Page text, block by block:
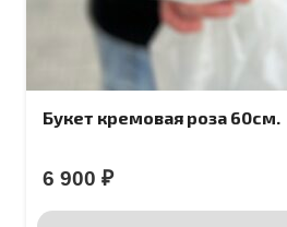
Букет кремовая роза 60см.
6 900 ₽